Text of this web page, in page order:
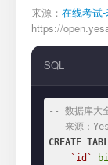
来源： 在线考试
https://
SQL
-- 数据库大
-- 来源：
CREATE
`id`